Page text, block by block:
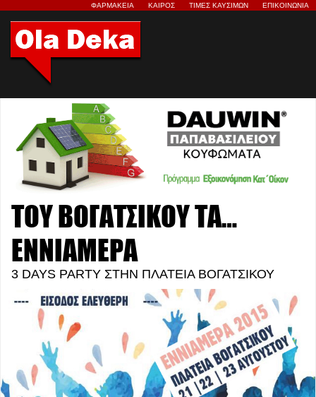
ΦΑΡΜΑΚΕΙΑ ΚΑΙΡΟΣ ΤΙΜΕΣ ΚΑΥΣΙΜΩΝ ΕΠΙΚΟΙΝΩΝΙΑ
ΤΟΥ ΒΟΓΑΤΣΙΚΟΥ ΤΑ…
ΕΝΝΙΑΜΕΡΑ
3 DAYS PARTY ΣΤΗΝ ΠΛΑΤΕΙΑ ΒΟΓΑΤΣΙΚΟΥ